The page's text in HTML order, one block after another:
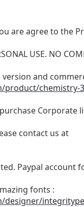
are agree to the
USE. NO
and
product/chemistry-
Corporate
contact us at
Paypal account
fonts :
designer/